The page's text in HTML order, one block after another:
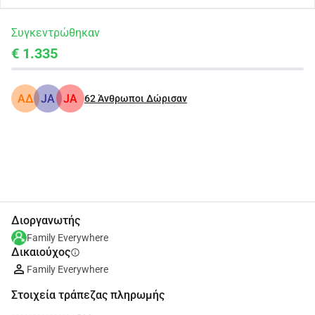
Συγκεντρώθηκαν
€ 1.335
ΑΔ JA JA 62Άνθρωποι Δώρισαν
Διοργανωτής
Family Everywhere
Δικαιούχοςinfo
Family Everywhere
Στοιχεία τράπεζας πληρωμής